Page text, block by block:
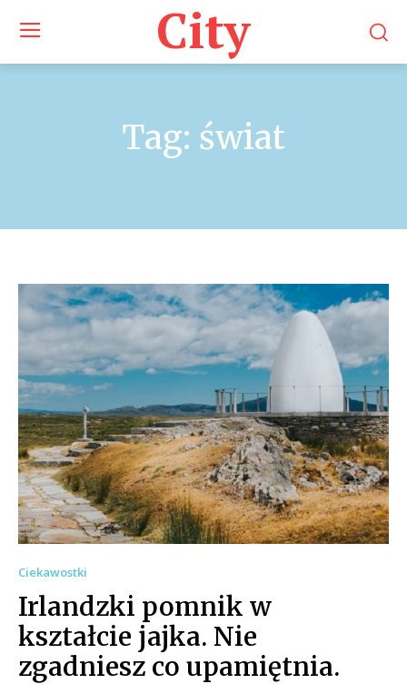
City
Tag: świat
Ciekawostki
Irlandzki pomnik w
kształcie jajka. Nie
zgadniesz co upamiętnia.